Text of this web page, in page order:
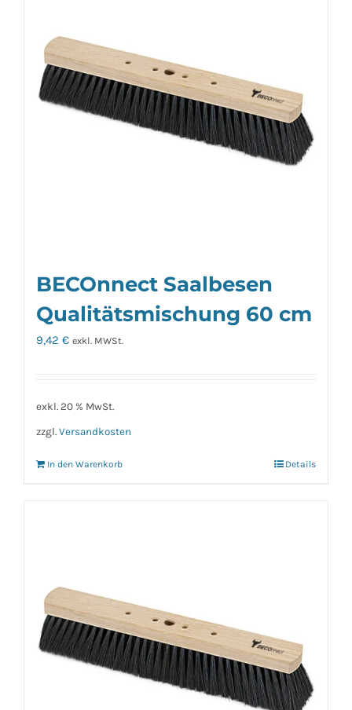
BECOnnect Saalbesen
Qualitätsmischung 60 cm
9,42 € exkl. MWSt.
exkl. 20 % MwSt.
zzgl. Versandkosten
In den Warenkorb Details